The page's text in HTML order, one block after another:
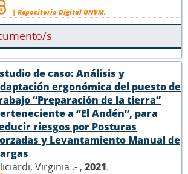
| Repositorio Digital UNVM.
s
de caso: Análisis y
ergonómica del puesto de
“Preparación de la tierra”
a “El Andén”, para
riesgos por Posturas
y Levantamiento Manual de
Virginia .- , 2021.